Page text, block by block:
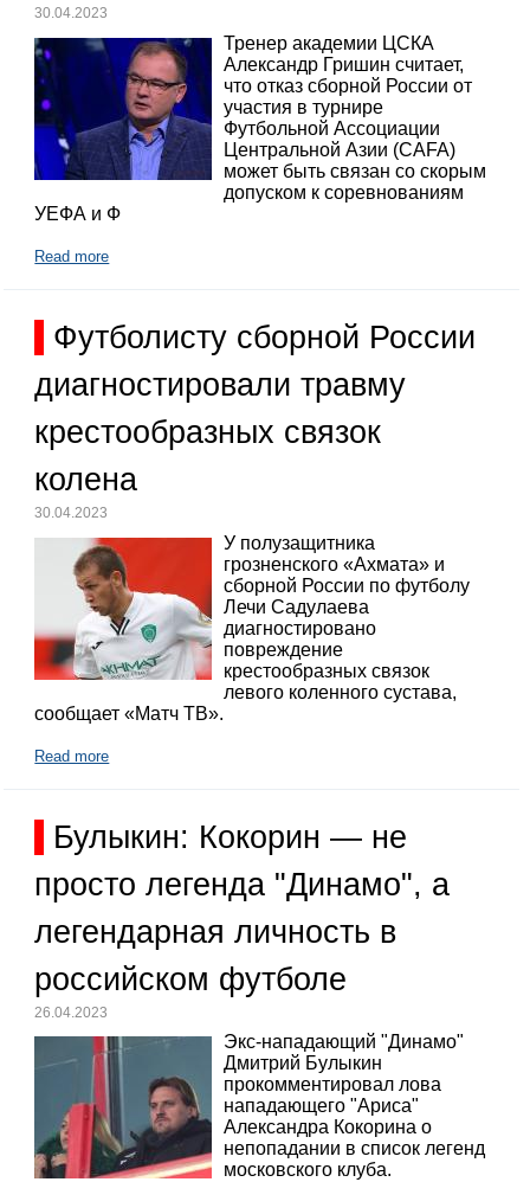
30.04.2023
Тренер академии ЦСКА
Александр Гришин считает,
что отказ сборной России от
участия в турнире
Футбольной Ассоциации
Центральной Азии (CAFA)
может быть связан со скорым
допуском к соревнованиям
УЕФА и Ф
Read more
Футболисту сборной России
диагностировали травму
крестообразных связок
колена
30.04.2023
У полузащитника
грозненского «Ахмата» и
сборной России по футболу
Лечи Садулаева
диагностировано
повреждение
крестообразных связок
левого коленного сустава,
сообщает «Матч ТВ».
Read more
Булыкин: Кокорин — не
просто легенда "Динамо", а
легендарная личность в
российском футболе
26.04.2023
Экс-нападающий "Динамо"
Дмитрий Булыкин
прокомментировал лова
нападающего "Ариса"
Александра Кокорина о
непопадании в список легенд
московского клуба.